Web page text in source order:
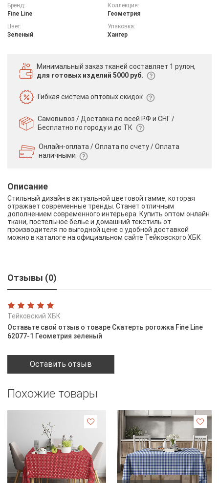
Бренд:
Fine Line
Коллекция:
Геометрия
Цвет:
Зеленый
Упаковка:
Хангер
Минимальный заказ тканей составляет 1 рулон,
для готовых изделий 5000 руб.
Гибкая системаоптовых скидок
Самовывоз / Доставка по всей РФ и СНГ /
Бесплатно по городу и до ТК
Онлайн-оплата / Оплата по счету /Оплата
наличными
Описание
Стильный дизайн в актуальной цветовой гамме, которая
отражает современные тренды. Станет отличным
дополнением современного интерьера. Купить оптом онлайн
ткани, постельное белье и домашний текстиль от
производителя по выгодной цене с удобной доставкой
можно в каталоге на официальном сайте Тейковского ХБК
Отзывы (0)
Тейковский ХБК
Оставьте свой отзыв о товаре Скатерть рогожка Fine Line
62077-1 Геометрия зеленый
Оставить отзыв
Похожие товары